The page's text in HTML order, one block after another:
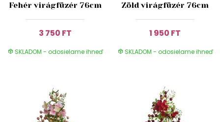
Fehér virágfüzér 76cm
3 750 FT
SKLADOM - odosielame ihneď
Zöld virágfüzér 76cm
1 950 FT
SKLADOM - odosielame ihneď